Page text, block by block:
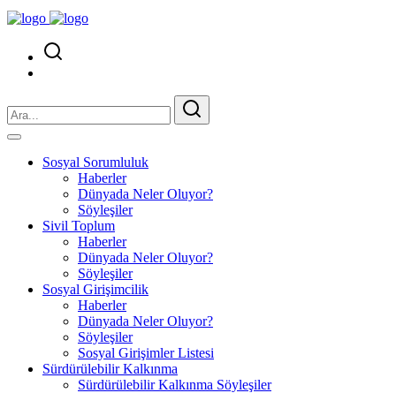
Sosyal Sorumluluk
Haberler
Dünyada Neler Oluyor?
Söyleşiler
Sivil Toplum
Haberler
Dünyada Neler Oluyor?
Söyleşiler
Sosyal Girişimcilik
Haberler
Dünyada Neler Oluyor?
Söyleşiler
Sosyal Girişimler Listesi
Sürdürülebilir Kalkınma
Sürdürülebilir Kalkınma Söyleşiler